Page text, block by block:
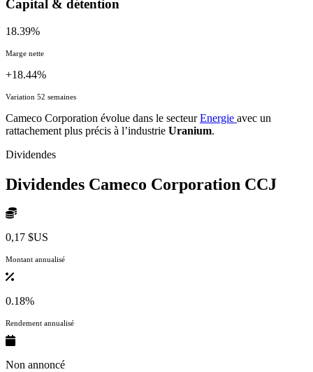
Capital & détention
18.39%
Marge nette
+18.44%
Variation 52 semaines
Cameco Corporation évolue dans le secteurEnergie avec un
rattachement plus précis à l’industrie Uranium.
Dividendes
Dividendes Cameco Corporation CCJ
0,17 $US
Montant annualisé
0.18%
Rendement annualisé
Non annoncé